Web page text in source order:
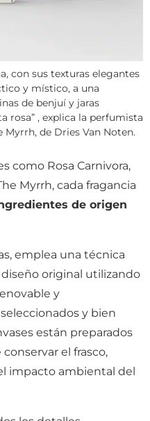
con sus texturas elegantes
y místico, a una
de benjuí y jaras
rosa” , explica la perfumista
Myrrh, de Dries Van Noten.
como Rosa Carnivora,
Myrrh, cada fragancia
de origen
emplea una técnica
original utilizando
y
y bien
están preparados
el frasco,
impacto ambiental del